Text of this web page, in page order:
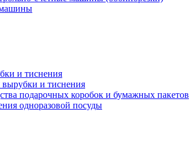
и тиснения
вырубки и тиснения
подарочных коробок и бумажных пакетов
одноразовой посуды